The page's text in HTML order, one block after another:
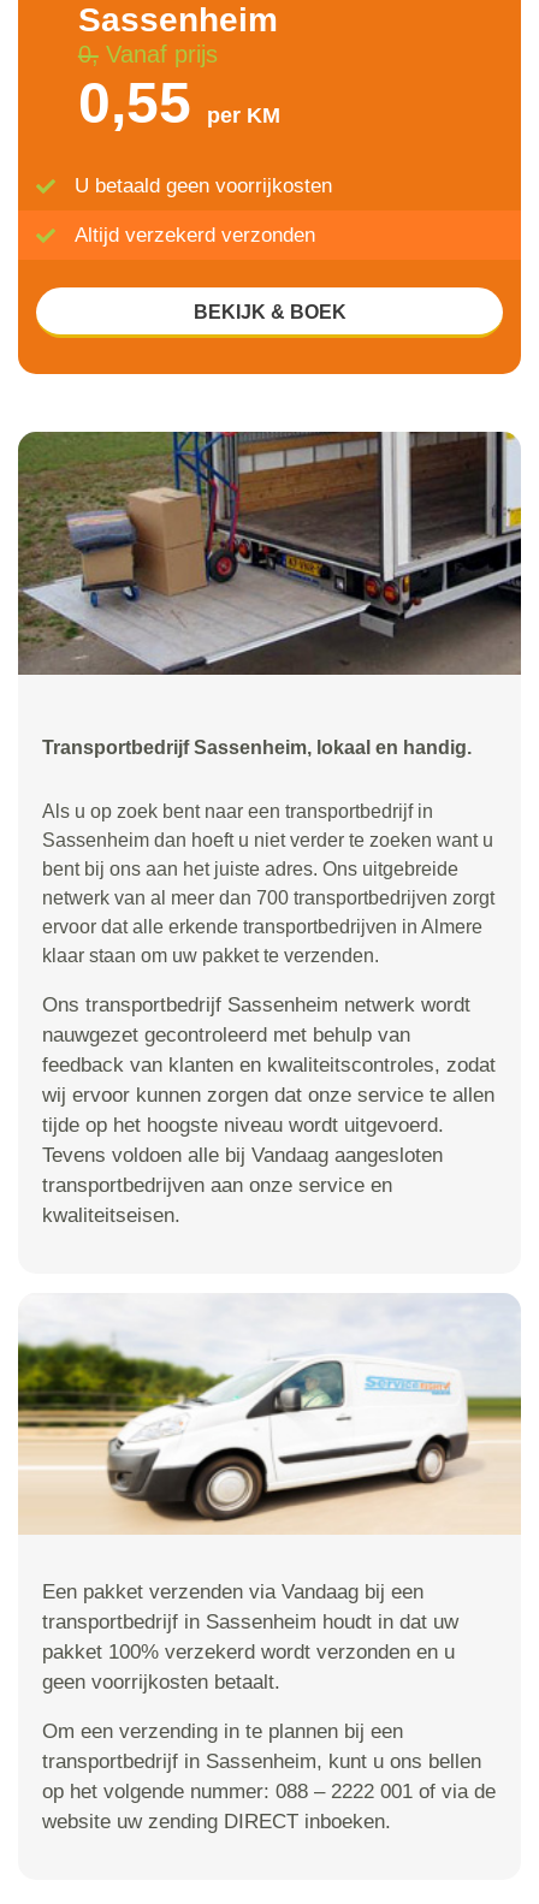
Transportbedrijf Sassenheim, lokaal en handig.
Als u op zoek bent naar een transportbedrijf in
Sassenheim dan hoeft u niet verder te zoeken want u
bent bij ons aan het juiste adres. Ons uitgebreide
netwerk van al meer dan 700 transportbedrijven zorgt
ervoor dat alle erkende transportbedrijven in Almere
klaar staan om uw pakket te verzenden.
Ons transportbedrijf Sassenheim netwerk wordt
nauwgezet gecontroleerd met behulp van
feedback van klanten en kwaliteitscontroles, zodat
wij ervoor kunnen zorgen dat onze service te allen
tijde op het hoogste niveau wordt uitgevoerd.
Tevens voldoen alle bij Vandaag aangesloten
transportbedrijven aan onze service en
kwaliteitseisen.
Sassenheim
0,Vanaf prijs
0,55 per KM
U betaald geen voorrijkosten
Altijd verzekerd verzonden
BEKIJK & BOEK
Een pakket verzenden via Vandaag bij een
transportbedrijf in Sassenheim houdt in dat uw
pakket 100% verzekerd wordt verzonden en u
geen voorrijkosten betaalt.
Om een verzending in te plannen bij een
transportbedrijf in Sassenheim, kunt u ons bellen
op het volgende nummer: 088 – 2222 001 of via de
website uw zending DIRECT inboeken.